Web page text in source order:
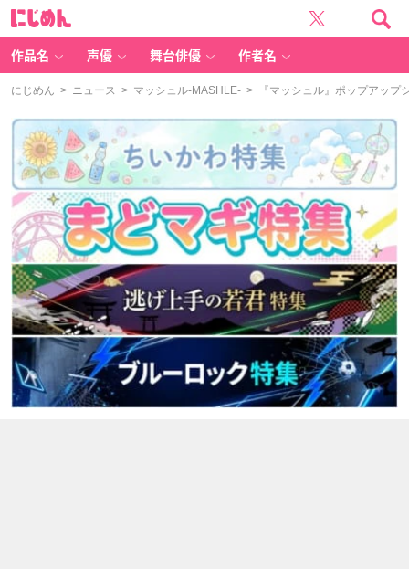
作品名 声優 舞台俳優 作者名
にじめん > ニュース > マッシュル-MASHLE- > 『マッシュル』ポップアップ